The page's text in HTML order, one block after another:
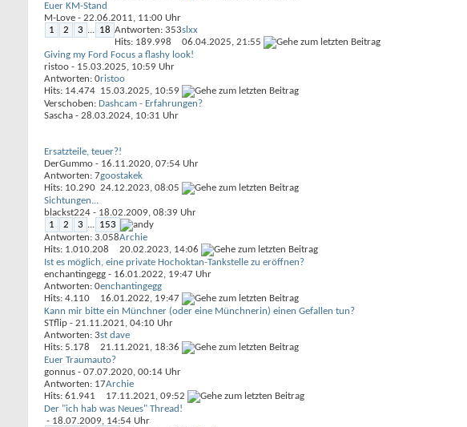
Euer KM-Stand
M-Love - 22.06.2011, 11:00 Uhr
1
2 3 ... 18 Antworten: 353
Hits: 189.998
slxx
06.04.2025, 21:55
Giving my Ford Focus a flashy look!
ristoo - 15.03.2025, 10:59 Uhr
Antworten: 0
Hits: 14.474
ristoo
15.03.2025, 10:59
Verschoben: Dashcam - Erfahrungen?
Sascha - 28.03.2024, 10:31 Uhr
Ersatzteile, teuer?!
DerGummo - 16.11.2020, 07:54 Uhr
Antworten: 7
Hits: 10.290
goostakek
24.12.2023, 08:05
Sichtungen...
blackst224 - 18.02.2009, 08:39 Uhr
1
2 3 ... 153
Antworten: 3.058
Hits: 1.010.208
Archie
20.02.2023, 14:06
Ist es möglich, eine private Hochoktan-Tankstelle zu eröffnen?
enchantingegg - 16.01.2022, 19:47 Uhr
Antworten: 0
Hits: 4.110
enchantingegg
16.01.2022, 19:47
Kann mir bitte ein Münchner (oder eine Münchnerin) einen Gefallen tun?
STflip - 21.11.2021, 04:10 Uhr
Antworten: 3
Hits: 5.178
st dave
21.11.2021, 18:36
Euer Traumauto?
gonnus - 07.07.2020, 00:14 Uhr
Antworten: 17
Hits: 61.941
Archie
17.11.2021, 09:52
Der "ich hab was Neues" Thread!
- 18.07.2009, 14:54 Uhr